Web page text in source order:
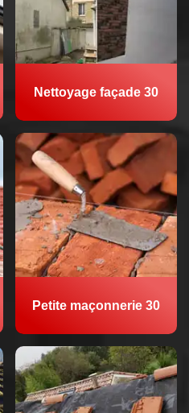
Nettoyage façade 30
Petite maçonnerie 30